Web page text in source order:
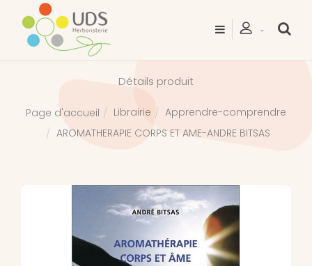
Détails produit
Page d'accueil Librairie
Apprendre-comprendre
AROMATHERAPIE CORPS ET AME-ANDRE BITSAS